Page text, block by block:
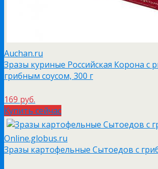
Auchan.ru
Зразы куриные Российская Корона с
грибным соусом, 300 г
169 руб.
Купить сейчас
Online.globus.ru
Зразы картофельные Сытоедов с